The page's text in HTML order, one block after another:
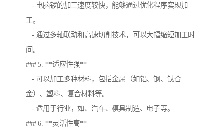
- 电脑锣的加工速度较快，能够通过优化程序实现加
工。
- 通过多轴联动和高速切削技术，可以大幅缩短加工时
间。
### 5. **适应性强**
- 可以加工多种材料，包括金属（如铝、钢、钛合
金）、塑料、复合材料等。
- 适用于行业，如、汽车、模具制造、电子等。
### 6. **灵活性高**